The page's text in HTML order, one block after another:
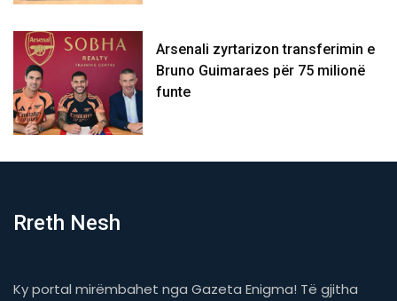
Arsenali zyrtarizon transferimin e
Bruno Guimaraes për 75 milionë
funte
Rreth Nesh
Ky portal mirëmbahet nga Gazeta Enigma! Të gjitha